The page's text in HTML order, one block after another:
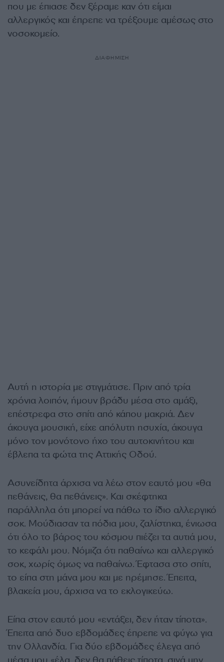
που με έπιασε δεν ξέραμε καν ότι είμαι
αλλεργικός και έπρεπε να τρέξουμε αμέσως στο
νοσοκομείο.
ΔΙΑΦΗΜΙΣΗ
Αυτή η ιστορία με στιγμά­τισε. Πριν από τρία
χρόνια λοιπόν, ήμουν βράδυ μέσα στο αμάξι,
επέστρεφα στο σπίτι από κάπου μακριά. Δεν
άκουγα μουσική, είχε απόλυτη ησυχία, άκουγα
μόνο τον μονότονο ήχο του αυτοκινήτου και
έβλεπα τα φώτα της Αττικής Οδού.
Ασυνείδητα άρχισα να λέω στον εαυτό μου «θα
πε­θάνεις, θα πεθάνεις». Και σκέφτηκα
παράλληλα ότι μπορεί να πάθω το ίδιο αλλεργικό
σοκ. Μούδιασαν τα πόδια μου, ζαλίστηκα, ένιωσα
ότι όλο το βάρος του κόσμου πιέζει τα αυτιά μου,
το κεφάλι μου. Νόμιζα ότι παθαίνω και αλλεργικό
σοκ, χωρίς όμως να παθαίνω. Έφτασα στο σπίτι,
το είπα στη μάνα μου και με ηρέμησε. Έπειτα,
βλακεία μου, άρχισα να το εκλογικεύω.
Είπα στον εαυτό μου «εντά­ξει, δεν ήταν τίποτα».
Έπειτα από δυο εβδομάδες έπρεπε να φύγω για
την Ολλανδία. Για δύο εβδομάδες έλεγα από